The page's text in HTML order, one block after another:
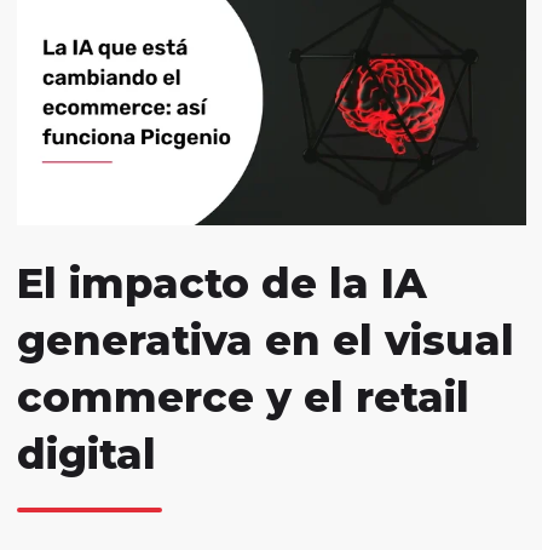
El impacto de la IA
generativa en el visual
commerce y el retail
digital